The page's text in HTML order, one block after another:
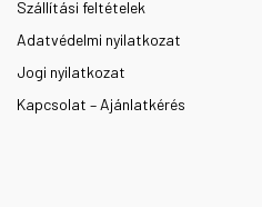
Szállítási feltételek
Adatvédelmi nyilatkozat
Jogi nyilatkozat
Kapcsolat – Ajánlatkérés